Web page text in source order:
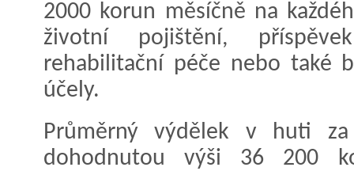
2000 korun měsíčně na
životní pojištění,
rehabilitační péče nebo také
účely.
Průměrný výdělek v huti
dohodnutou výši 36 200